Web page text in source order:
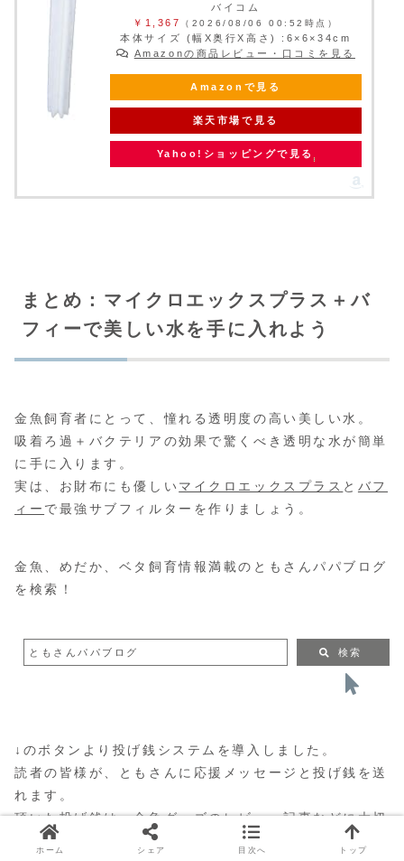
バイコム
￥1,367
（2026/08/06 00:52時点）
本体サイズ (幅X奥行X高さ) :6×6×34cm
Amazonの商品レビュー・口コミを見る
Amazonで見る
楽天市場で見る
Yahoo!ショッピングで見る
まとめ：マイクロエックスプラス＋バ
フィーで美しい水を手に入れよう
金魚飼育者にとって、憧れる透明度の高い美しい水。
吸着ろ過＋バクテリアの効果で驚くべき透明な水が簡単
に手に入ります。
実は、お財布にも優しい マイクロエックスプラス と バフ
ィー で最強サブフィルターを作りましょう。
金魚、めだか、ベタ飼育情報満載のともさんパパブログ
を検索！
ともさんパパブログ 検索
↓のボタンより投げ銭システムを導入しました。
読者の皆様が、ともさんに応援メッセージと投げ銭を送
れます。
頂いた投げ銭は、金魚グッズのレビュー記事などに大切
に使いますので応援よろしくお願いします。
ホーム シェア 目次へ トップ